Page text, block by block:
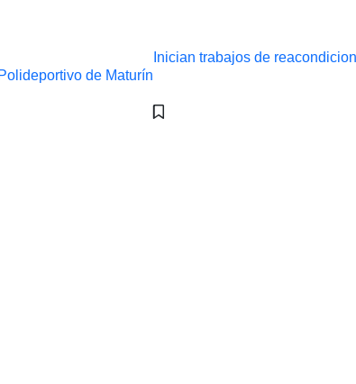
Inician trabajos de